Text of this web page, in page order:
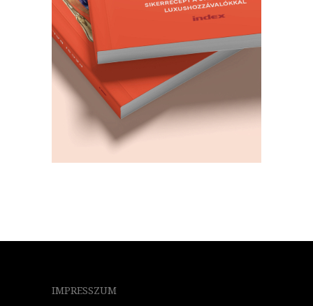
IMPRESSZUM